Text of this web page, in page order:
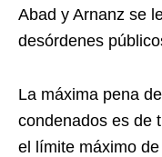
Abad y Arnanz se
desórdenes
La máxima pena
condenados es de
el límite máximo